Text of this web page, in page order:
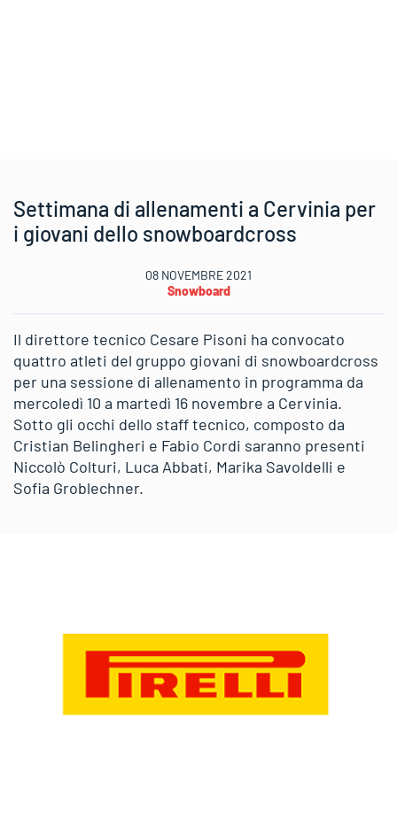
Settimana di allenamenti a Cervinia per
i giovani dello snowboardcross
08 NOVEMBRE 2021
Snowboard
Il direttore tecnico Cesare Pisoni ha convocato
quattro atleti del gruppo giovani di snowboardcross
per una sessione di allenamento in programma da
mercoledì 10 a martedì 16 novembre a Cervinia.
Sotto gli occhi dello staff tecnico, composto da
Cristian Belingheri e Fabio Cordi saranno presenti
Niccolò Colturi, Luca Abbati, Marika Savoldelli e
Sofia Groblechner.